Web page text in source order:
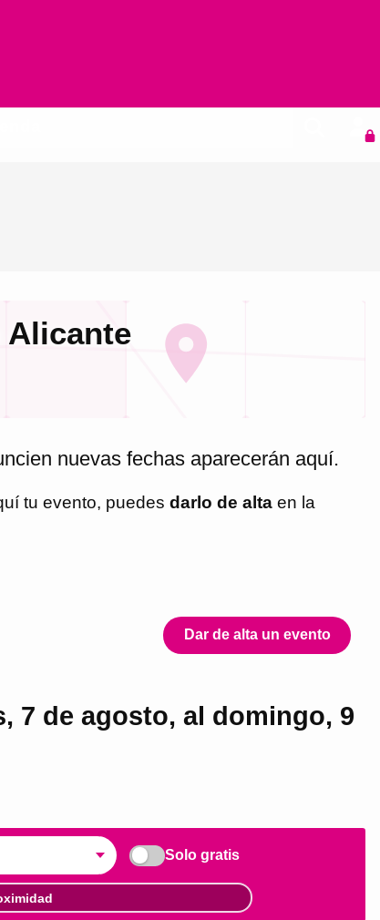
Alicante
nuevas fechas aparecerán aquí.
tu evento, puedes darlo de alta en la
Dar de alta un evento
7 de agosto, al domingo, 9
Solo gratis